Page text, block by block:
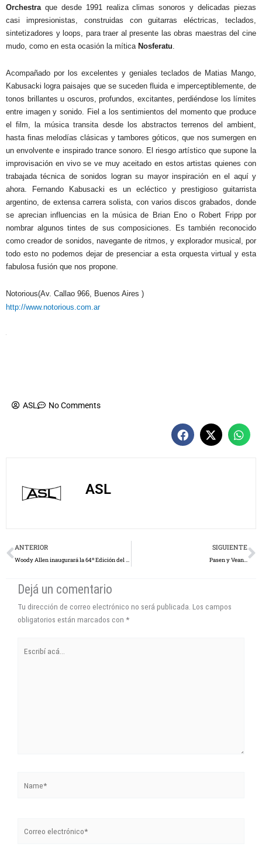
Orchestra que desde 1991 realiza climas sonoros ydelicadas piezas
casi impresionistas, construidas con guitarras eléctricas, teclados,
sintetizadores y loops, para traer al presente las obras maestras del cine
mudo, como en esta ocasión la mítica Nosferatu
Acompañado por los excelentes y geniales teclados de Matias Mango,
Kabusacki logra paisajes que se suceden fluida e imperceptiblemente, de
tonos brillantes u oscuros, profundos, excitantes, perdiéndose los límites
entre imagen y sonido. Fiel a los sentimientos del momento que produce
el film, la música transita desde los abstractos terrenos del ambient,
hasta finas melodías clásicas y tambores góticos, que nos sumergen en
un envolvente e inspirado trance sonoro. El riesgo artístico que supone la
improvisación en vivo se ve muy aceitado en estos artistas quienes con
trabajada técnica de sonidos logran su mayor inspiración en el aquí y
ahora. Fernando Kabusacki es un ecléctico y prestigioso guitarrista
argentino, de extensa carrera solista, con varios discos grabados, donde
se aprecian influencias en la música de Brian Eno o Robert Fripp por
nombrar algunos tintes de sus composiciones. Es también reconocido
como creador de sonidos, navegante de ritmos, y explorador musical, por
todo esto no podemos dejar de presenciar a esta orquesta virtual y esta
fabulosa fusión que nos propone.
Notorious(Av. Callao 966, Buenos Aires )
http://www.notorious.com.ar
ASL No Comments
ASL
Prev
ANTERIOR
Woody Allen inaugurará la 64º Edición del Festival Internacional de Cine de Cannes
SIGUIENTE
Pasen y Vean…
Dejá un comentario
Tu dirección de correo electrónico no será publicada. Los campos
obligatorios están marcados con *
acá...
electrónico*